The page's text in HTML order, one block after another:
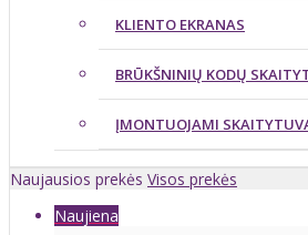
KLIENTO EKRANAS
BRŪKŠNINIŲ KODŲ
ĮMONTUOJAMI
Naujausios prekės Visos prekės
Naujiena